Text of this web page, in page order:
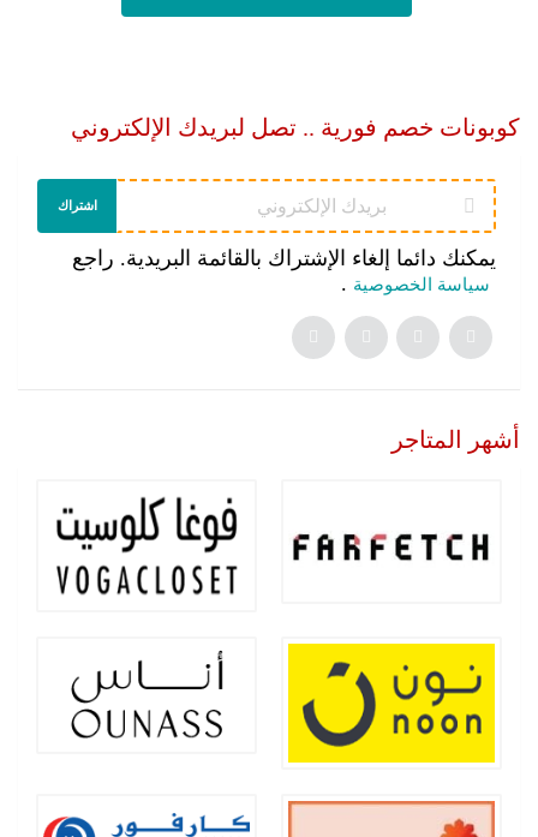
كوبونات خصم فورية .. تصل لبريدك الإلكتروني
اشتراك
يمكنك دائما إلغاء الإشتراك بالقائمة البريدية. راجع
سياسة الخصوصية .
أشهر المتاجر